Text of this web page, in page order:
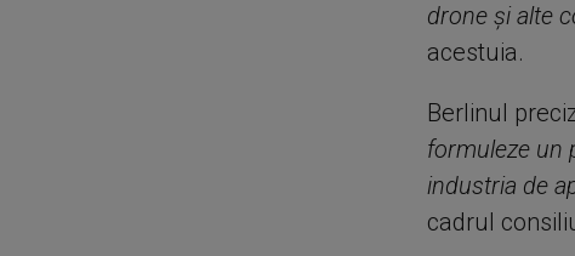
drone şi alte
acestuia.
Berlinul
formuleze un
industria de
cadrul